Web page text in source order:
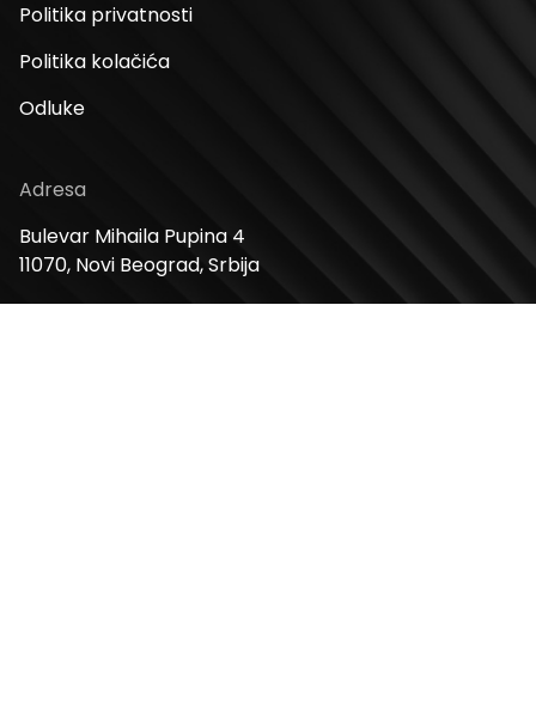
Politika privatnosti
Politika kolačića
Odluke
Adresa
Bulevar Mihaila Pupina 4
11070, Novi Beograd, Srbija